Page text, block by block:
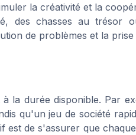
la créativité et la
des chasses au trésor
de problèmes et la prise
la durée disponible. Par
qu'un jeu de société
est de s'assurer que